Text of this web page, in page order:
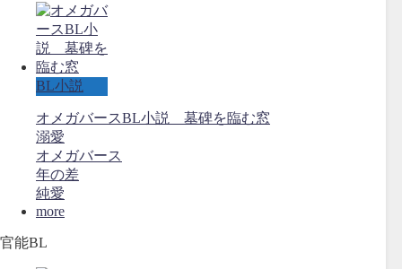
BL小説
オメガバースBL小説 墓碑を臨む窓
溺愛
オメガバース
年の差
純愛
more
官能BL